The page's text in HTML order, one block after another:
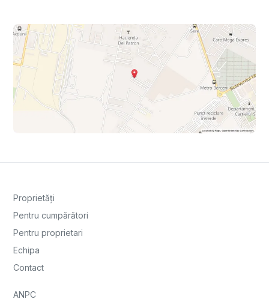
Proprietăți
Pentru cumpărători
Pentru proprietari
Echipa
Contact
ANPC